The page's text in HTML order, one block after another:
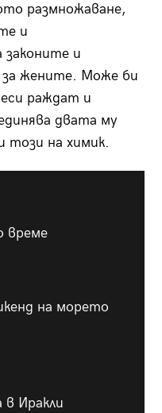
размножаване,
и
законите и
жените. Може би
раждат и
двата му
този на химик.
време
на морето
в Иракли